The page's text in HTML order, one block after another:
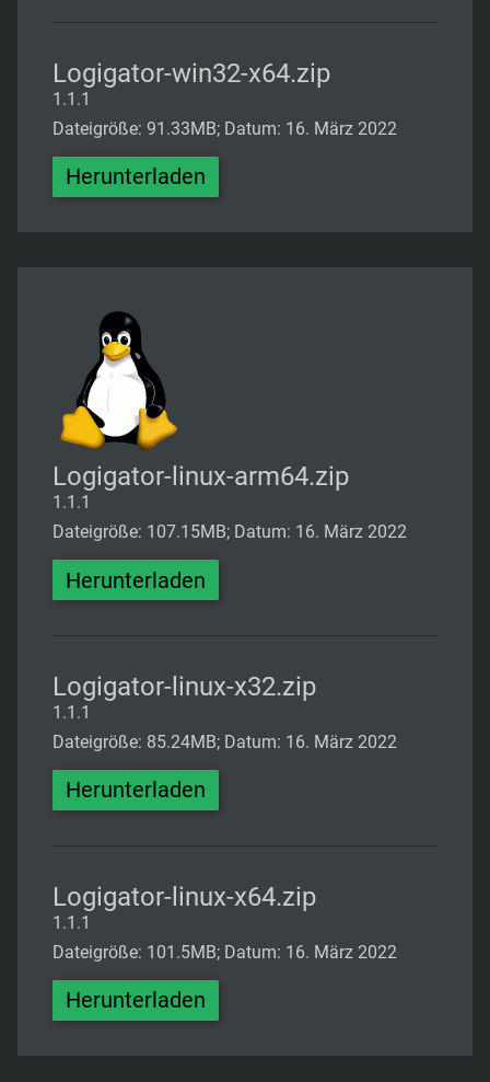
Logigator-win32-x64.zip
1.1.1
Dateigröße: 91.33MB; Datum: 16. März 2022
Herunterladen
Logigator-linux-arm64.zip
1.1.1
Dateigröße: 107.15MB; Datum: 16. März 2022
Herunterladen
Logigator-linux-x32.zip
1.1.1
Dateigröße: 85.24MB; Datum: 16. März 2022
Herunterladen
Logigator-linux-x64.zip
1.1.1
Dateigröße: 101.5MB; Datum: 16. März 2022
Herunterladen